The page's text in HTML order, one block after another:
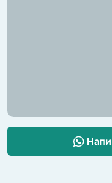
Парковка на 2